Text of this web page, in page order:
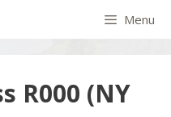
Menu
R000 (NY